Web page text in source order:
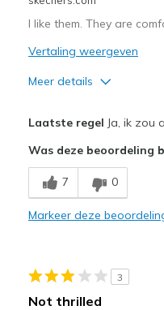
I like them. They are
Vertaling weergeven
Meer details
Beste toepassingen
Casual Wear
View On Shoes
Laatste regel Ja, ik zou
Was deze beoordeling
7 0
Markeer deze
3
Not thrilled